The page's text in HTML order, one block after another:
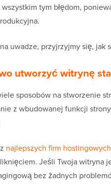
tym błędom,
uwadze, przyjrzyjmy się, jak
utworzyć witrynę
sposobów na stworzenie
z wbudowanej funkcji
najlepszych firm
Jeśli Twoja witryna
bez żadnych